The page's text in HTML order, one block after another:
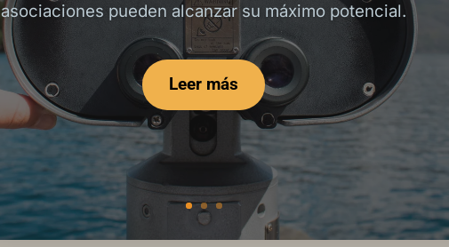
asociaciones pueden alcanzar su máximo potencial.
Leer más